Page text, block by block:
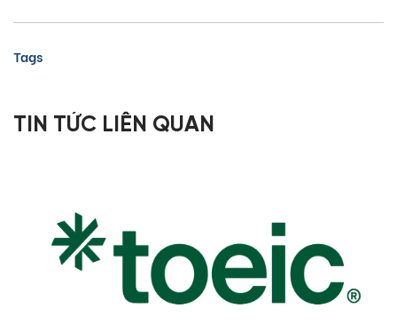
Tags
TIN TỨC LIÊN QUAN